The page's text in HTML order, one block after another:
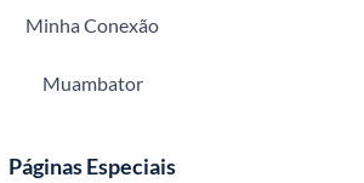
Minha Conexão
Muambator
Páginas Especiais